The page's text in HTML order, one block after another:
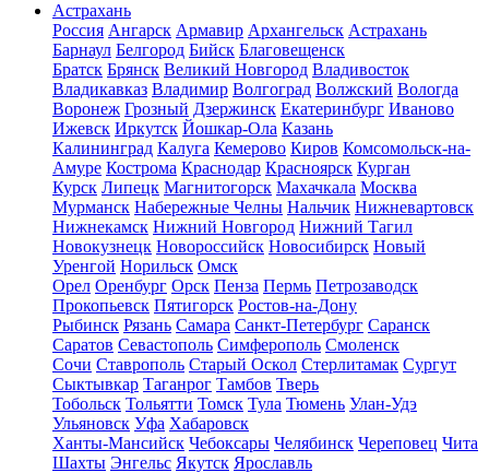
Астрахань
Россия Ангарск Армавир Архангельск Астрахань
Барнаул Белгород Бийск Благовещенск
Братск Брянск Великий Новгород Владивосток
Владикавказ Владимир Волгоград Волжский Вологда
Воронеж Грозный Дзержинск Екатеринбург Иваново
Ижевск Иркутск Йошкар-Ола Казань
Калининград Калуга Кемерово Киров Комсомольск-на-
Амуре Кострома Краснодар Красноярск Курган
Курск Липецк Магнитогорск Махачкала Москва
Мурманск Набережные Челны Нальчик Нижневартовск
Нижнекамск Нижний Новгород Нижний Тагил
Новокузнецк Новороссийск Новосибирск Новый
Уренгой Норильск Омск
Орел Оренбург Орск Пенза Пермь Петрозаводск
Прокопьевск Пятигорск Ростов-на-Дону
Рыбинск Рязань Самара Санкт-Петербург Саранск
Саратов Севастополь Симферополь Смоленск
Сочи Ставрополь Старый Оскол Стерлитамак Сургут
Сыктывкар Таганрог Тамбов Тверь
Тобольск Тольятти Томск Тула Тюмень Улан-Удэ
Ульяновск Уфа Хабаровск
Ханты-Мансийск Чебоксары Челябинск Череповец Чита
Шахты Энгельс Якутск Ярославль